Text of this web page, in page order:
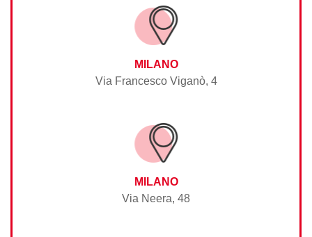
MILANO
Via Francesco Viganò, 4
MILANO
Via Neera, 48